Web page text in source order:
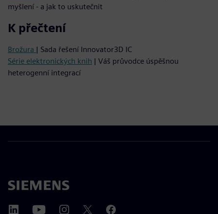
myšlení - a jak to uskutečnit
K přečtení
Brožura | Sada řešení Innovator3D IC
Série elektronických knih | Váš průvodce úspěšnou
heterogenní integrací